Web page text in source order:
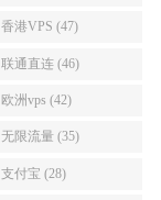
香港VPS (47)
联通直连 (46)
欧洲vps (42)
无限流量 (35)
支付宝 (28)